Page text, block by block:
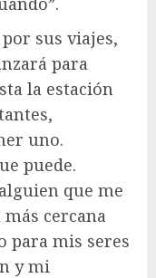
sus viajes,
para
la estación
uno.
puede.
que me
cercana
para mis seres
y mi